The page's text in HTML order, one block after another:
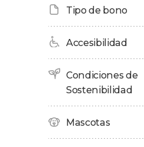
Tipo de bono
Accesibilidad
Condiciones de
Sostenibilidad
Mascotas